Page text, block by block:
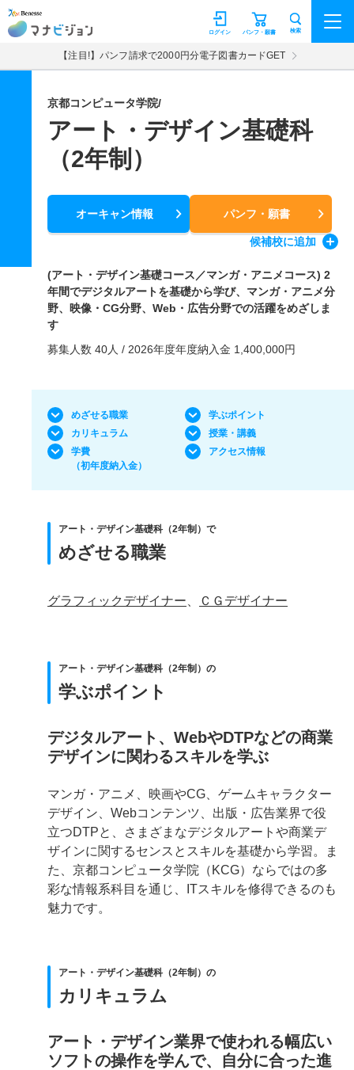
マナビジョン パンフ・願書
ログイン 検索
【注目!】パンフ請求で2000円分電子図書カードGET
京都コンピュータ学院/
アート・デザイン基礎科
（2年制）
オーキャン情報 パンフ・願書
候補校に追加
(アート・デザイン基礎コース／マンガ・アニメコース) 2
年間でデジタルアートを基礎から学び、マンガ・アニメ分
野、映像・CG分野、Web・広告分野での活躍をめざしま
す
募集人数 40人 / 2026年度年度納入金 1,400,000円
めざせる職業
学ぶポイント
カリキュラム
授業・講義
学費
（初年度納入金）
アクセス情報
アート・デザイン基礎科（2年制）で
めざせる職業
グラフィックデザイナー ＣＧデザイナー
アート・デザイン基礎科（2年制）の
学ぶポイント
デジタルアート、WebやDTPなどの商業
デザインに関わるスキルを学ぶ
マンガ・アニメ、映画やCG、ゲームキャラクター
デザイン、Webコンテンツ、出版・広告業界で役
立つDTPと、さまざまなデジタルアートや商業デ
ザインに関するセンスとスキルを基礎から学習。ま
た、京都コンピュータ学院（KCG）ならではの多
彩な情報系科目を通じ、ITスキルを修得できるのも
魅力です。
アート・デザイン基礎科（2年制）の
カリキュラム
アート・デザイン業界で使われる幅広い
ソフトの操作を学んで、自分に合った進